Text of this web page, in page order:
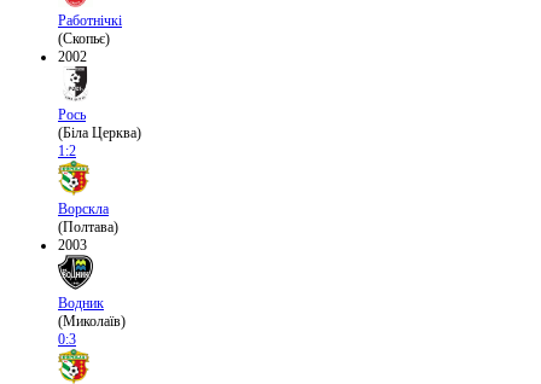
Работнічкі
(Скопьє)
2002
Рось
(Біла Церква)
1:2
Ворскла
(Полтава)
2003
Водник
(Миколаїв)
0:3